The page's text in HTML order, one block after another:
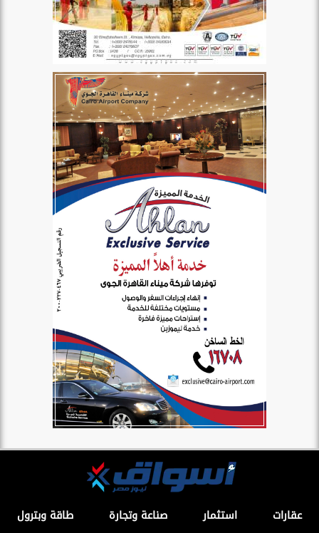
عقارات استثمار صناعة وتجارة طاقة وبترول